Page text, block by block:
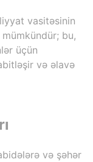
vasitəsinin
bu,
üçün
və əlavə
və şəhər